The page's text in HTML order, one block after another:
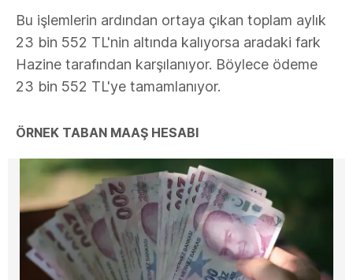
Bu işlemlerin ardından ortaya çıkan toplam aylık
23 bin 552 TL'nin altında kalıyorsa aradaki fark
Hazine tarafından karşılanıyor. Böylece ödeme
23 bin 552 TL'ye tamamlanıyor.
ÖRNEK TABAN MAAŞ HESABI